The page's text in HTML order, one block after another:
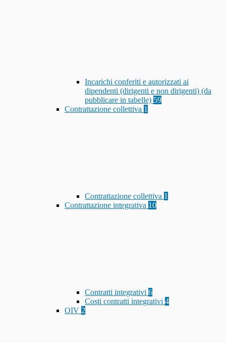
Incarichi conferiti e autorizzati ai
dipendenti (dirigenti e non dirigenti) (da
pubblicare in tabelle) 59
Contrattazione collettiva 1
Contrattazione collettiva 1
Contrattazione integrativa 10
Contratti integrativi 6
Costi contratti integrativi 4
OIV 2